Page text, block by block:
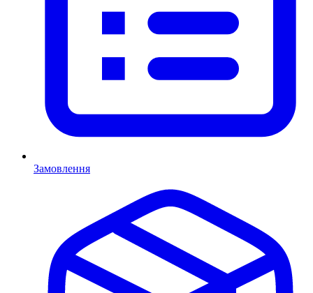
Замовлення